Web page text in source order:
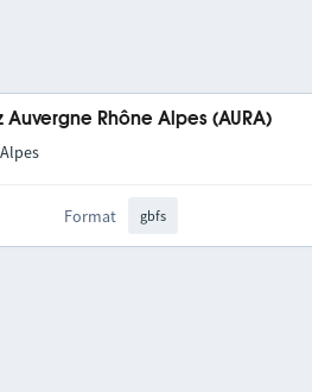
Rhône Alpes (AURA)
Format gbfs